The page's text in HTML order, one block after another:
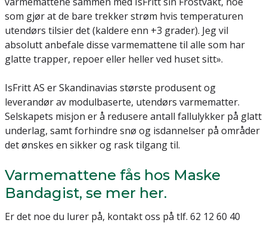
som gjør at de bare trekker strøm hvis temperaturen
utendørs tilsier det (kaldere enn +3 grader). Jeg vil
absolutt anbefale disse varmemattene til alle som har
glatte trapper, repoer eller heller ved huset sitt».
IsFritt AS er Skandinavias største produsent og
leverandør av modulbaserte, utendørs varmematter.
Selskapets misjon er å redusere antall fallulykker på glatt
underlag, samt forhindre snø og isdannelser på områder
det ønskes en sikker og rask tilgang til.
Varmemattene fås hos Maske
Bandagist, se mer her.
Er det noe du lurer på, kontakt oss på tlf. 62 12 60 40